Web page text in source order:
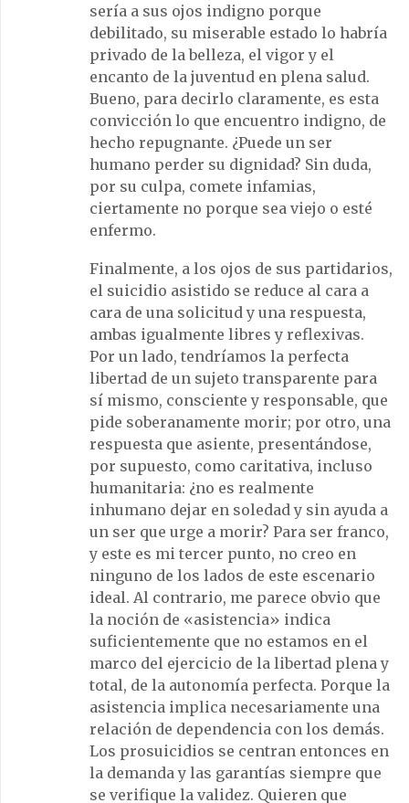
sería a sus ojos indigno porque
debilitado, su miserable estado lo habría
privado de la belleza, el vigor y el
encanto de la juventud en plena salud.
Bueno, para decirlo claramente, es esta
convicción lo que encuentro indigno, de
hecho repugnante. ¿Puede un ser
humano perder su dignidad? Sin duda,
por su culpa, comete infamias,
ciertamente no porque sea viejo o esté
enfermo.
Finalmente, a los ojos de sus partidarios,
el suicidio asistido se reduce al cara a
cara de una solicitud y una respuesta,
ambas igualmente libres y reflexivas.
Por un lado, tendríamos la perfecta
libertad de un sujeto transparente para
sí mismo, consciente y responsable, que
pide soberanamente morir; por otro, una
respuesta que asiente, presentándose,
por supuesto, como caritativa, incluso
humanitaria: ¿no es realmente
inhumano dejar en soledad y sin ayuda a
un ser que urge a morir? Para ser franco,
y este es mi tercer punto, no creo en
ninguno de los lados de este escenario
ideal. Al contrario, me parece obvio que
la noción de «asistencia» indica
suficientemente que no estamos en el
marco del ejercicio de la libertad plena y
total, de la autonomía perfecta. Porque la
asistencia implica necesariamente una
relación de dependencia con los demás.
Los prosuicidios se centran entonces en
la demanda y las garantías siempre que
se verifique la validez. Quieren que